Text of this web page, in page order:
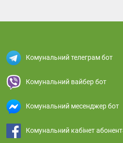
Комунальний телеграм бот
Комунальний вайбер бот
Комунальний месенджер бот
Комунальний кабінет